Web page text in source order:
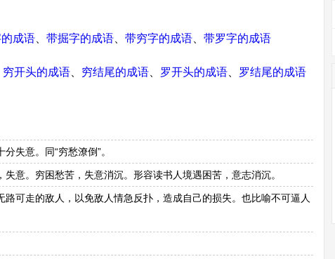
成语 带掘字的成语 带穷字的成语 带罗字的成语
穷开头的成语 穷结尾的成语 罗开头的成语 罗结尾的成语
失意。同“穷愁潦倒”。
意。穷困愁苦，失意消沉。形容读书人境遇困苦，意志消沉。
路可走的敌人，以免敌人情急反扑，造成自己的损失。也比喻不可逼人